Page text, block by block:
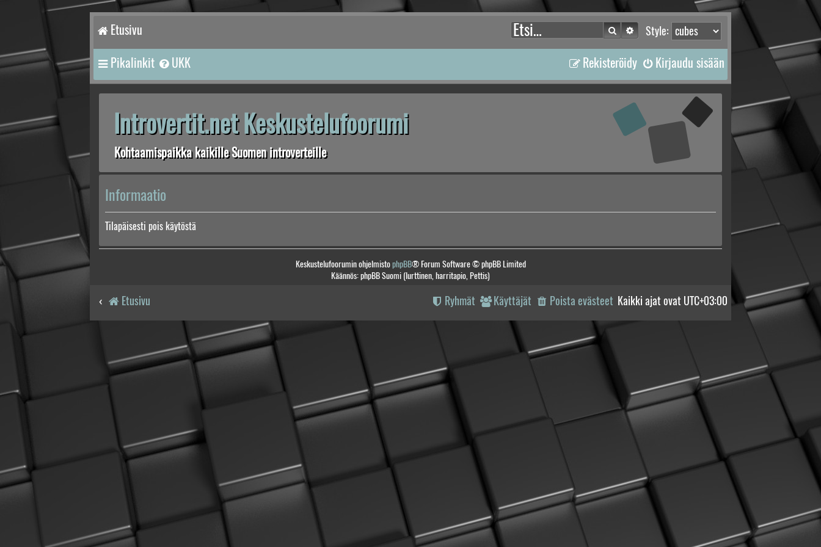
Etusivu Style:
Etsi Tarkennettu haku
Pikalinkit UKK Kirjaudu sisään
Rekisteröidy
Introvertit.net Keskustelufoorumi
Kohtaamispaikka kaikille Suomen introverteille
Informaatio
Tilapäisesti pois käytöstä
Keskustelufoorumin ohjelmistophpBB® Forum Software © phpBB Limited
Käännös: phpBB Suomi (lurttinen, harritapio, Pettis)
Etusivu Kaikki ajat ovat UTC+03:00
Poista evästeet
Käyttäjät
Ryhmät